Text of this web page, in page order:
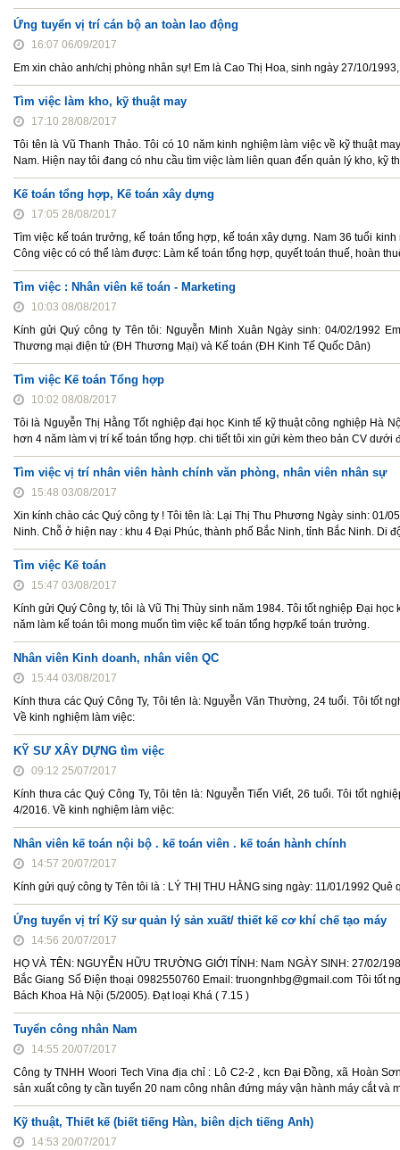
Ứng tuyển vị trí cán bộ an toàn lao động
16:07 06/09/2017
Em xin chào anh/chị phòng nhân sự! Em là Cao Thị Hoa, sinh ngày 27/10/
Tìm việc làm kho, kỹ thuật may
17:10 28/08/2017
Tôi tên là Vũ Thanh Thảo. Tôi có 10 năm kinh nghiệm làm việc về kỹ thuật
Nam. Hiện nay tôi đang có nhu cầu tìm việc làm liên quan đến quản lý kho, kỹ
Kế toán tổng hợp, Kế toán xây dựng
17:05 28/08/2017
Tìm việc kế toán trưởng, kế toán tổng hợp, kế toán xây dựng. Nam 36 tuổi
Công việc có có thể làm được: Làm kế toán tổng hợp, quyết toán thuế, hoàn
Tìm việc : Nhân viên kế toán - Marketing
10:03 08/08/2017
Kính gửi Quý công ty Tên tôi: Nguyễn Minh Xuân Ngày sinh: 04/02/1992
Thương mại điện tử (ĐH Thương Mại) và Kế toán (ĐH Kinh Tế Quốc Dân)
Tìm việc Kế toán Tổng hợp
10:02 08/08/2017
Tôi là Nguyễn Thị Hằng Tốt nghiệp đại học Kinh tế kỹ thuật công nghiệp Hà
hơn 4 năm làm vị trí kế toán tổng hợp. chi tiết tôi xin gửi kèm theo bản CV dưới
Tìm việc vị trí nhân viên hành chính văn phòng, nhân viên nhân sự
15:48 03/08/2017
Xin kính chào các Quý công ty ! Tôi tên là: Lại Thị Thu Phương Ngày sinh: 01/
Ninh. Chỗ ở hiện nay : khu 4 Đại Phúc, thành phố Bắc Ninh, tỉnh Bắc Ninh. Di
Tìm việc Kế toán
15:47 03/08/2017
Kính gửi Quý Công ty, tôi là Vũ Thị Thùy sinh năm 1984. Tôi tốt nghiệp Đại
năm làm kế toán tôi mong muốn tìm việc kế toán tổng hợp/kế toán trưởng.
Nhân viên Kinh doanh, nhân viên QC
15:44 03/08/2017
Kính thưa các Quý Công Ty, Tôi tên là: Nguyễn Văn Thường, 24 tuổi. Tôi tốt
Về kinh nghiệm làm việc:
KỸ SƯ XÂY DỰNG tìm việc
09:12 25/07/2017
Kính thưa các Quý Công Ty, Tôi tên là: Nguyễn Tiến Viết, 26 tuổi. Tôi tốt
4/2016. Về kinh nghiệm làm việc:
Nhân viên kế toán nội bộ . kế toán viên . kế toán hành chính
14:57 20/07/2017
Kính gửi quý công ty Tên tôi là : LÝ THỊ THU HẰNG sing ngày: 11/01/1992
Ứng tuyển vị trí Kỹ sư quản lý sản xuất/ thiết kế cơ khí chế tạo máy
14:56 20/07/2017
HỌ VÀ TÊN: NGUYỄN HỮU TRƯỜNG GIỚI TÍNH: Nam NGÀY SINH: 27/02/
Bắc Giang Số Điện thoại 0982550760 Email: truongnhbg@gmail.com Tôi
Bách Khoa Hà Nội (5/2005). Đạt loại Khá ( 7.15 )
Tuyển công nhân Nam
14:55 20/07/2017
Công ty TNHH Woori Tech Vina địa chỉ : Lô C2-2 , kcn Đại Đồng, xã Hoàn
sản xuất công ty cần tuyển 20 nam công nhân đứng máy vận hành máy cắt và
Kỹ thuật, Thiết kế (biết tiếng Hàn, biên dịch tiếng Anh)
14:53 20/07/2017